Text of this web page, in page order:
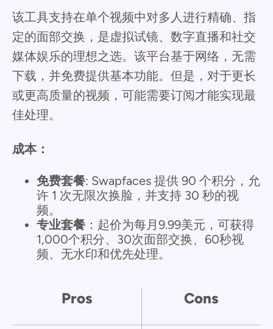
该工具支持在单个视频中对多人进行精确、指
定的面部交换，是虚拟试镜、数字直播和社交
媒体娱乐的理想之选。该平台基于网络，无需
下载，并免费提供基本功能。但是，对于更长
或更高质量的视频，可能需要订阅才能实现最
佳处理。
成本：
免费套餐: Swapfaces 提供 90 个积分，允
许 1 次无限次换脸，并支持 30 秒的视
频。
专业套餐 ：起价为每月9.99美元，可获得
1,000个积分、30次面部交换、60秒视
频、无水印和优先处理。
Pros Cons